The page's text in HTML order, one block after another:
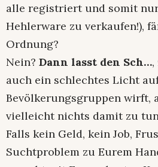
alle registriert und somit
Hehlerware zu verkaufen!),
Ordnung?
Nein? Dann lasst den Sch…
auch ein schlechtes Licht
Bevölkerungsgruppen wirft,
vielleicht nichts damit zu
Falls kein Geld, kein Job,
Suchtproblem zu Eurem